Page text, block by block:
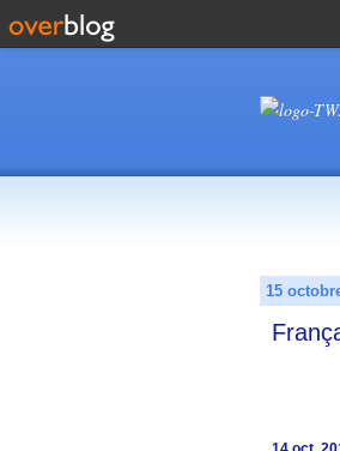
15